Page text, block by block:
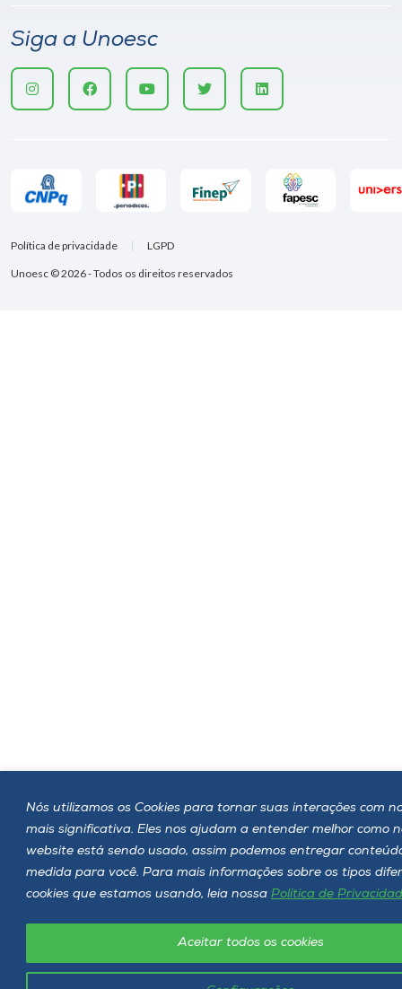
Nós utilizamos os Cookies para tornar suas interações com
mais significativa. Eles nos ajudam a entender melhor como
website está sendo usado, assim podemos entregar
medida para você. Para mais informações sobre os tipos
cookies que estamos usando, leia nossa Política de
Aceitar todos os cookies
Siga a Unoesc
Unoesc © 2026 - Todos os direitos reservados
Política de privacidade LGPD